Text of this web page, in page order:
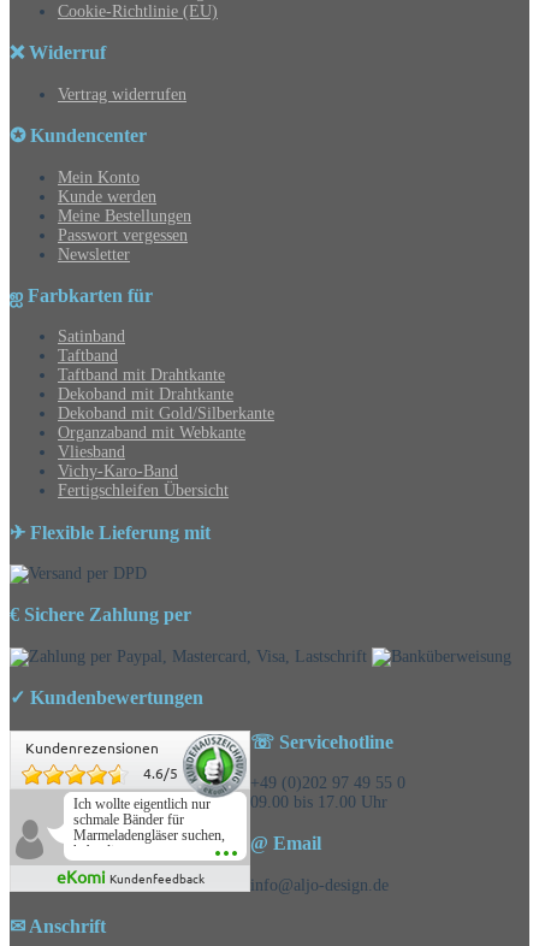
Cookie-Richtlinie (EU)
❌ Widerruf
Vertrag widerrufen
✪ Kundencenter
Mein Konto
Kunde werden
Meine Bestellungen
Passwort vergessen
Newsletter
ஐ Farbkarten für
Satinband
Taftband
Taftband mit Drahtkante
Dekoband mit Drahtkante
Dekoband mit Gold/Silberkante
Organzaband mit Webkante
Vliesband
Vichy-Karo-Band
Fertigschleifen Übersicht
✈ Flexible Lieferung mit
€ Sichere Zahlung per
✓ Kundenbewertungen
Kundenrezensionen
4.6/5
Ich wollte eigentlich nur
schmale Bänder für
Marmeladengläser suchen,
habe die
Überraschungsbänder
mitbestellt und war positiv
überrascht, schöne
eKomi Kundenfeedback
☏ Servicehotline
+49 (0)202 97 49 55 0
09.00 bis 17.00 Uhr
@ Email
info@aljo-design.de
✉ Anschrift